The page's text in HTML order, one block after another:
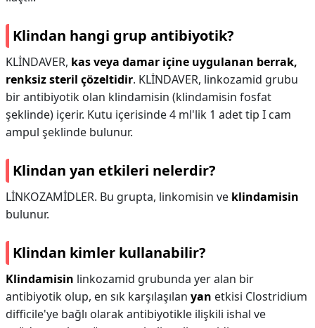
Klindan hangi grup antibiyotik?
KLİNDAVER, kas veya damar içine uygulanan berrak,
renksiz steril çözeltidir. KLİNDAVER, linkozamid grubu
bir antibiyotik olan klindamisin (klindamisin fosfat
şeklinde) içerir. Kutu içerisinde 4 ml'lik 1 adet tip I cam
ampul şeklinde bulunur.
Klindan yan etkileri nelerdir?
LİNKOZAMİDLER. Bu grupta, linkomisin ve klindamisin
bulunur.
Klindan kimler kullanabilir?
Klindamisin linkozamid grubunda yer alan bir
antibiyotik olup, en sık karşılaşılan yan etkisi Clostridium
difficile'ye bağlı olarak antibiyotikle ilişkili ishal ve